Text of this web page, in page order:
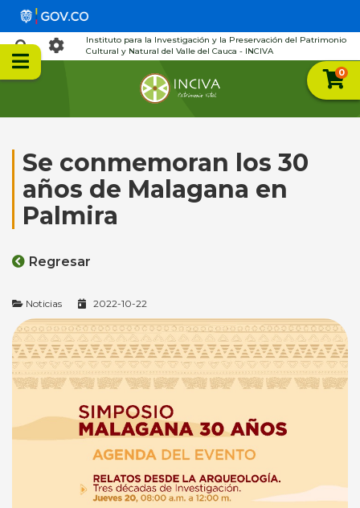
Instituto para la Investigación y la Preservación del Patrimonio
Cultural y Natural del Valle del Cauca - INCIVA
0
Se conmemoran los 30
años de Malagana en
Palmira
Regresar
Noticias 2022-10-22